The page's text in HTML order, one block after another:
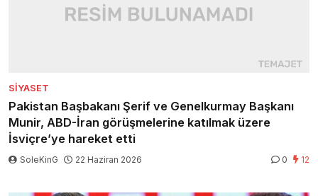
SIYASET
Pakistan Başbakanı Şerif ve Genelkurmay Başkanı
Munir, ABD-İran görüşmelerine katılmak üzere
İsviçre’ye hareket etti
SoleKinG 22 Haziran 2026 0 12